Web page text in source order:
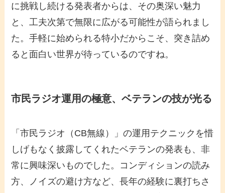
に挑戦し続ける発表者からは、その奥深い魅力
と、工夫次第で無限に広がる可能性が語られまし
た。手軽に始められる特小だからこそ、突き詰め
ると面白い世界が待っているのですね。
市民ラジオ運用の極意、ベテランの技が光る
「市民ラジオ（CB無線）」の運用テクニックを惜
しげもなく披露してくれたベテランの発表も、非
常に興味深いものでした。コンディションの読み
方、ノイズの避け方など、長年の経験に裏打ちさ